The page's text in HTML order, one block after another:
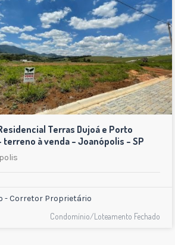
Terras Dujoá e Porto
terreno à venda – Joanópolis – SP
- Corretor Proprietário
Condomínio/Loteamento Fechado